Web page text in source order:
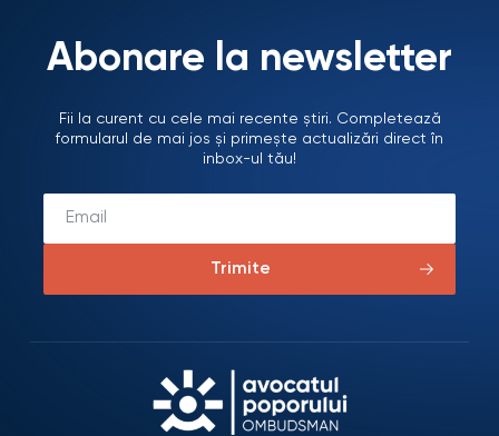
Abonare la newsletter
Fii la curent cu cele mai recente știri. Completează
formularul de mai jos și primește actualizări direct în
inbox-ul tău!
Trimite